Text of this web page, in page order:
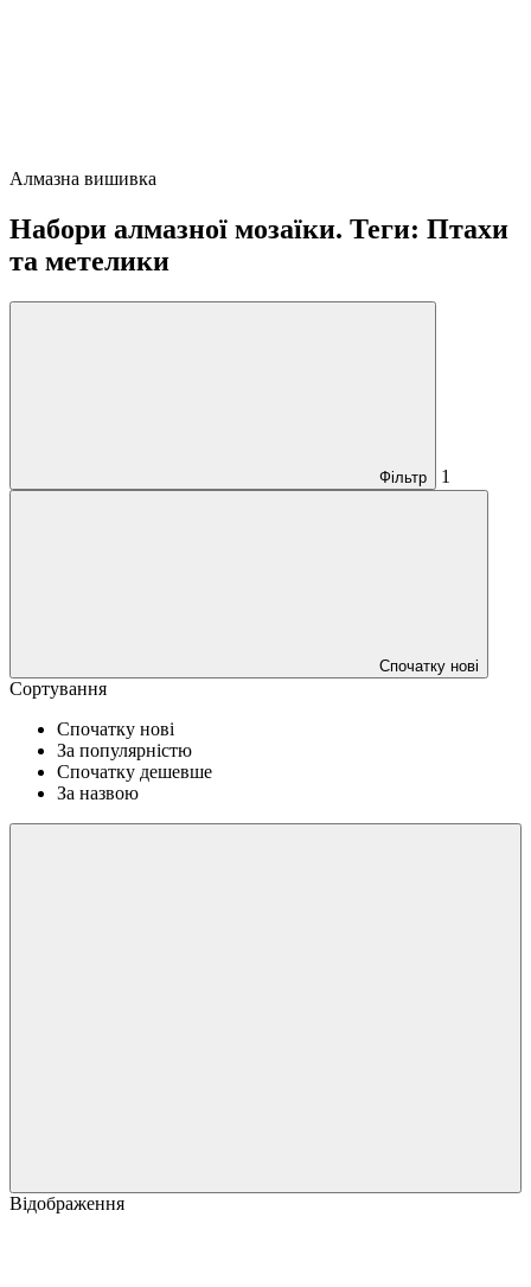
Алмазна вишивка
Набори алмазної мозаїки. Теги: Птахи
та метелики
Фільтр 1
Спочатку нові
Сортування
Спочатку нові
За популярністю
Спочатку дешевше
За назвою
Відображення